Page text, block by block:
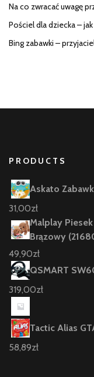
Na co zwracać uwagę
Pościel dla dziecka –
Bing zabawki –
PRODUCTS
Askato
31,00zł
Malplay
Brązowy
49,90zł
QSMART
319,00zł
Tactic Alias
58,89zł